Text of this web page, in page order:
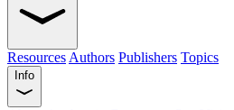
Resources Authors Publishers Topics
Info